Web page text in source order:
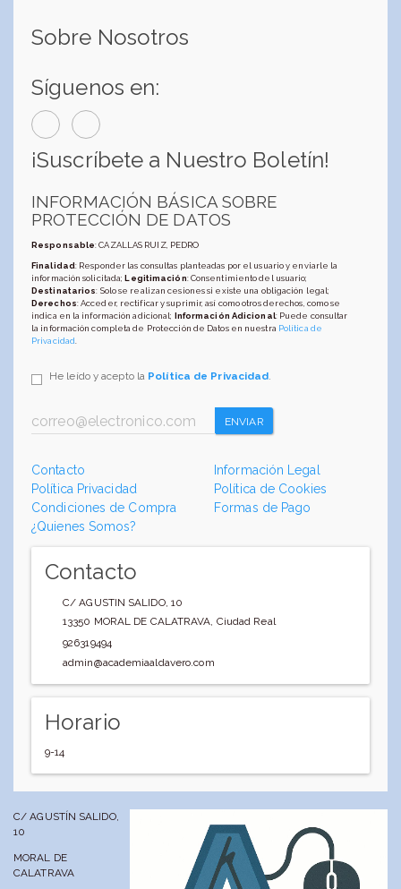
Sobre Nosotros
Síguenos en:
¡Suscríbete a Nuestro Boletín!
INFORMACIÓN BÁSICA SOBRE
PROTECCIÓN DE DATOS
Responsable: CAZALLAS RUIZ, PEDRO
Finalidad: Responder las consultas planteadas por el usuario y enviarle la
información solicitada;Legitimación: Consentimiento del usuario;
Destinatarios: Solo se realizan cesiones si existe una obligación legal;
Derechos: Acceder, rectificar y suprimir, así como otros derechos, como se
indica en la información adicional; Información Adicional: Puede consultar
la información completa de Protección de Datos en nuestra Política de
Privacidad
He leído y acepto la Política de Privacidad.
ENVIAR
Contacto
Información Legal
Política Privacidad
Política de Cookies
Condiciones de Compra
Formas de Pago
¿Quienes Somos?
Contacto
C/ AGUSTIN SALIDO, 10
13350 MORAL DE CALATRAVA, Ciudad Real
926319494
admin@academiaaldavero.com
Horario
9-14
C/ AGUSTÍN SALIDO,
10
MORAL DE
CALATRAVA